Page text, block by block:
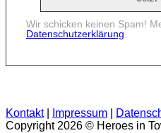
Wir schicken keinen Spam!
Datenschutzerklärung
Kontakt| Impressum
Copyright 2026 © Heroes in